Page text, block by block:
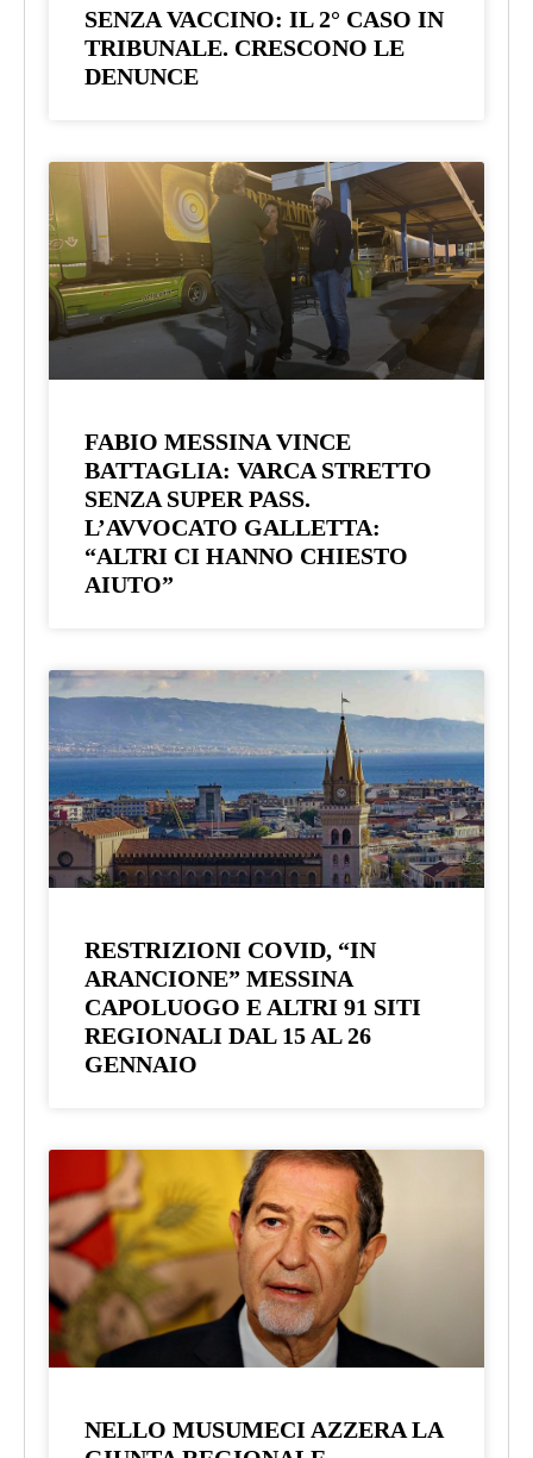
SENZA VACCINO: IL 2° CASO IN
TRIBUNALE. CRESCONO LE
DENUNCE
FABIO MESSINA VINCE
BATTAGLIA: VARCA STRETTO
SENZA SUPER PASS.
L’AVVOCATO GALLETTA:
“ALTRI CI HANNO CHIESTO
AIUTO”
RESTRIZIONI COVID, “IN
ARANCIONE” MESSINA
CAPOLUOGO E ALTRI 91 SITI
REGIONALI DAL 15 AL 26
GENNAIO
NELLO MUSUMECI AZZERA LA